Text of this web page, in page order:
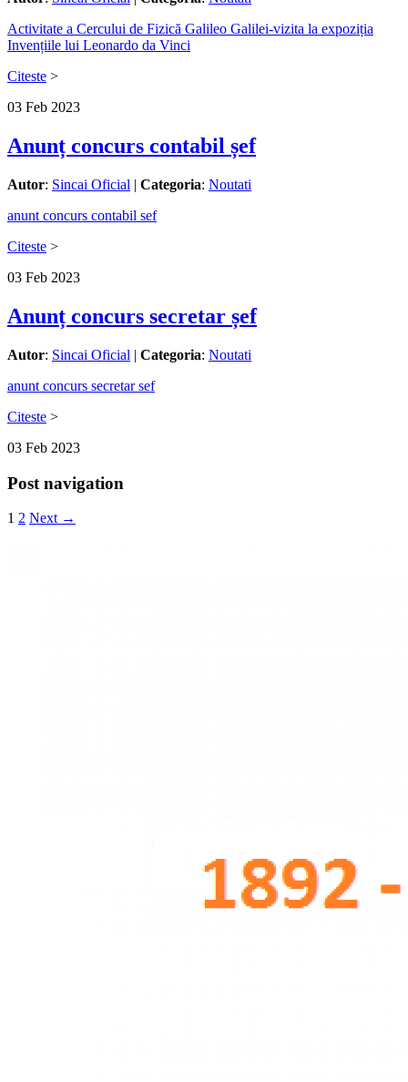
Activitate a Cercului de Fizică Galileo Galilei-vizita la expoziția
Invențiile lui Leonardo da Vinci
Citeste >
03 Feb 2023
Anunț concurs contabil șef
Autor: Sincai Oficial | Categoria: Noutati
anunt concurs contabil sef
Citeste >
03 Feb 2023
Anunț concurs secretar șef
Autor: Sincai Oficial | Categoria: Noutati
anunt concurs secretar sef
Citeste >
03 Feb 2023
Post navigation
1 2 Next →